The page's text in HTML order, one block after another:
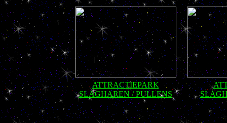
ATTRACTIEPARK
SLAGHAREN / PULLENS